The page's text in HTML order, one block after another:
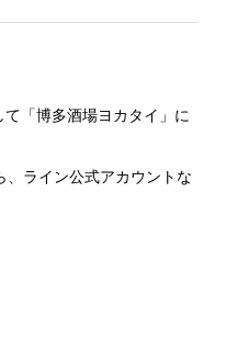
「博多酒場ヨカタイ」に
ライン公式アカウントな